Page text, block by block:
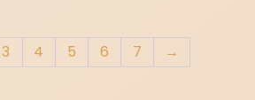
3 4 5 6 7 →